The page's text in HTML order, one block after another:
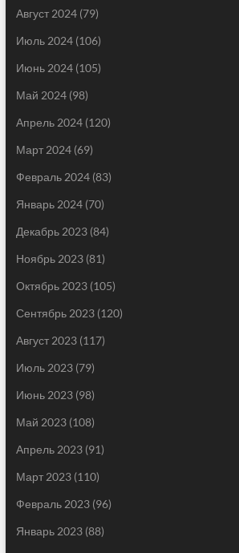
Август 2024(79)
Июль 2024(106)
Июнь 2024(105)
Май 2024(98)
Апрель 2024(120)
Март 2024(69)
Февраль 2024(83)
Январь 2024(70)
Декабрь 2023(84)
Ноябрь 2023(81)
Октябрь 2023(105)
Сентябрь 2023(120)
Август 2023(117)
Июль 2023(79)
Июнь 2023(98)
Май 2023(108)
Апрель 2023(91)
Март 2023(110)
Февраль 2023(96)
Январь 2023(88)